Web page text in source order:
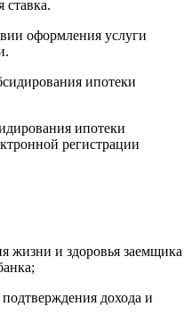
ставка.
оформления услуги
ипотеки
ипотеки
регистрации
жизни и здоровья заемщика
дохода и